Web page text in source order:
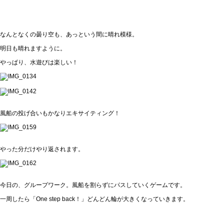
なんとなくの曇り空も、あっという間に晴れ模様。
明日も晴れますように。
やっぱり、水遊びは楽しい！
風船の投げ合いもかなりエキサイティング！
やった分だけやり返されます。
今日の、グループワーク。風船を割らずにパスしていくゲームです。
一周したら「One step back！」どんどん輪が大きくなっていきます。